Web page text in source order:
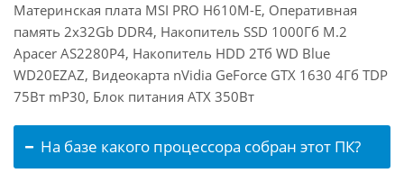
Материнская плата MSI PRO H610M-E, Оперативная
память 2x32Gb DDR4, Накопитель SSD 1000Гб M.2
Apacer AS2280P4, Накопитель HDD 2Тб WD Blue
WD20EZAZ, Видеокарта nVidia GeForce GTX 1630 4Гб TDP
75Вт mP30, Блок питания ATX 350Вт
На базе какого процессора собран этот ПК?